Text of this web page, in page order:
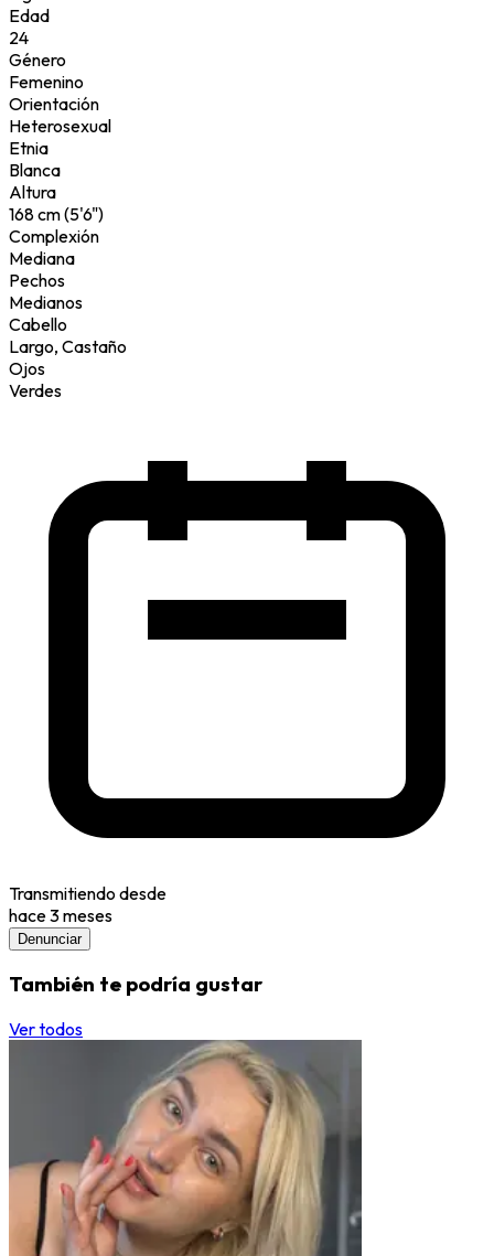
Edad
24
Género
Femenino
Orientación
Heterosexual
Etnia
Blanca
Altura
168 cm (5'6")
Complexión
Mediana
Pechos
Medianos
Cabello
Largo, Castaño
Ojos
Verdes
Transmitiendo desde
hace 3 meses
Denunciar
También te podría gustar
Ver todos